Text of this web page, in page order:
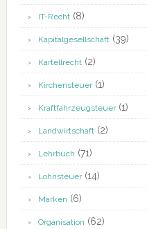
IT-Recht(8)
Kapitalgesellschaft(39)
Kartellrecht(2)
Kirchensteuer(1)
Kraftfahrzeugsteuer(1)
Landwirtschaft(2)
Lehrbuch (71)
Lohnsteuer(14)
Marken (6)
Organisation (62)